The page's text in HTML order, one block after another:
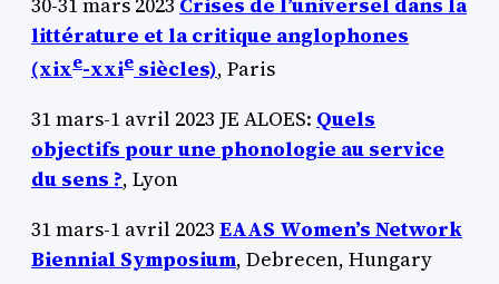
littérature et la critique anglophones
(xixe-xxie siècles), Paris
31 mars-1 avril 2023 JE ALOES: Quels
objectifs pour une phonologie au service
du sens ?, Lyon
31 mars-1 avril 2023 EAAS Women’s Network
Biennial Symposium, Debrecen, Hungary